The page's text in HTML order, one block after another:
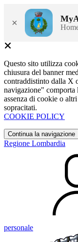
×
Questo sito utilizza
chiusura del banner
contraddistinto dalla X
navigazione" comporta
assenza di cookie o
sopracitati.
COOKIE POLICY
Continua la navigazione
Regione Lombardia
personale